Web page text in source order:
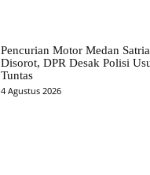
Pencurian Motor Medan Satria
Disorot, DPR Desak Polisi
Tuntas
4 Agustus 2026